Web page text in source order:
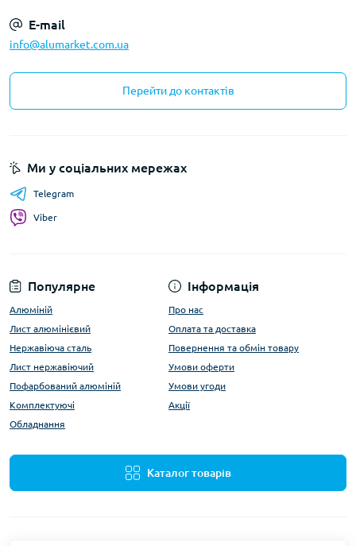
E-mail
info@alumarket.com.ua
Перейти до контактів
Популярне
Алюміній
Лист алюмінієвий
Нержавіюча сталь
Лист нержавіючий
Пофарбований алюміній
Комплектуючі
Обладнання
Інформація
Про нас
Оплата та доставка
Повернення та обмін товару
Умови оферти
Умови угоди
Акції
Каталог товарів
Ми у соціальних мережах
Telegram
Viber